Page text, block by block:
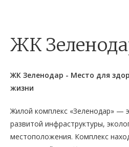
ЖК
ЖК Зеленодар - Место для
жизни
Жилой комплекс «Зеленодар» —
развитой инфраструктуры,
местоположения. Комплекс